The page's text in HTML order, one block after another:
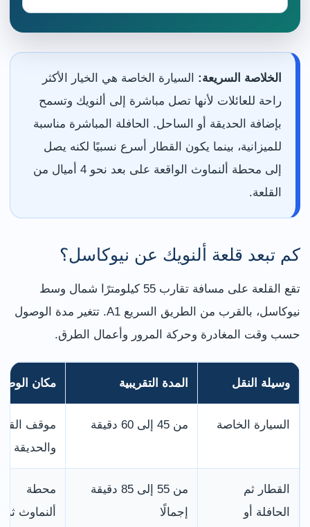
الخلاصة السريعة: السيارة الخاصة هي الخيار الأكثر
راحة للعائلات لأنها تصل مباشرة إلى ألنويك وتسمح
بإضافة الحديقة أو الساحل. الحافلة المباشرة مناسبة
للميزانية، بينما يكون القطار أسرع نسبيًا لكنه يصل
إلى محطة ألنماوث الواقعة على بعد نحو 4 أميال من
القلعة.
كم تبعد قلعة ألنويك عن نيوكاسل؟
تقع القلعة على مسافة تقارب 55 كيلومترًا شمال وسط
نيوكاسل، بالقرب من الطريق السريع A1. تتغير مدة الوصول
حسب وقت المغادرة وحركة المرور وأعمال الطرق.
وسيلة النقل المدة التقريبية مكان
السيارة الخاصة من 45 إلى 60 دقيقة
موقف
والحديقة
القطار ثم
الحافلة أو
من 55 إلى 85 دقيقة
إجمالًا
محطة
ألنماوث ثم